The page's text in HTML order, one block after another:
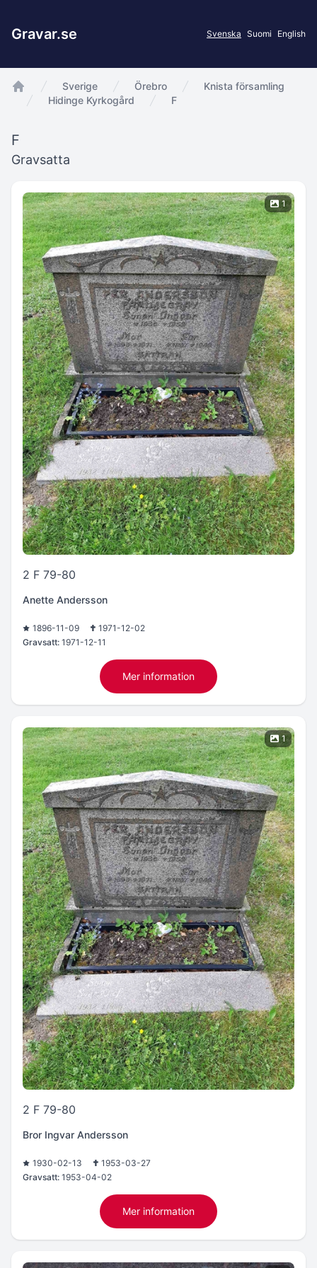
Gravar.se Svenska Suomi English
app.Start
Sverige Örebro
Knista församling
Hidinge Kyrkogård
F
F
Gravsatta
1
2 F 79-80
Anette Andersson
1896-11-09
1971-12-02
Gravsatt: 1971-12-11
Mer information
1
2 F 79-80
Bror Ingvar Andersson
1930-02-13
1953-03-27
Gravsatt: 1953-04-02
Mer information